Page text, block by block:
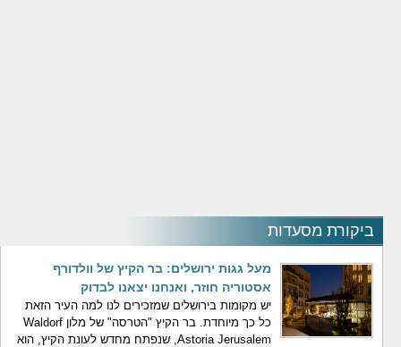
ביקורת מסעדות
מעל גגות ירושלים: בר הקיץ של וולדורף
אסטוריה חוזר, ואנחנו יצאנו לבדוק
יש מקומות בירושלים שמזכירים לנו למה העיר הזאת
כל כך מיוחדת. בר הקיץ "הטרסה" של מלון Waldorf
Astoria Jerusalem, שנפתח מחדש לעונת הקיץ, הוא